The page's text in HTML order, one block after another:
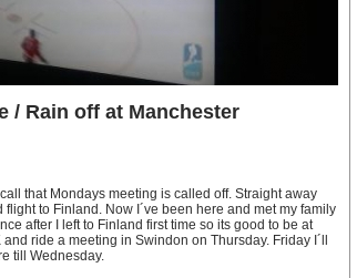
/ Rain off at Manchester
that Mondays meeting is called off. Straight away
to Finland. Now I´ve been here and met my family
after I left to Finland first time so its good to be at
ride a meeting in Swindon on Thursday. Friday I´ll
till Wednesday.